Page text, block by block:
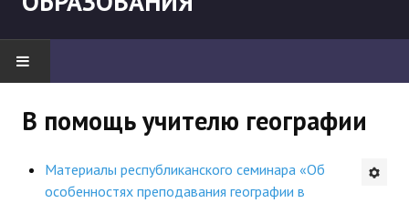
Будни института
В помощь учителю географии
Материалы республиканского семинара «Об
особенностях преподавания географии в